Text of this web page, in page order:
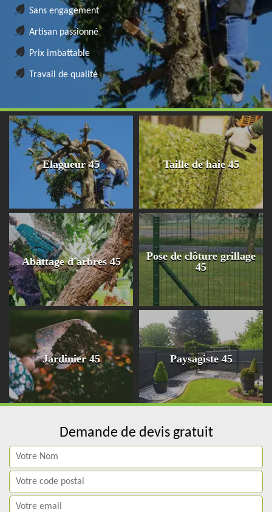
Sans engagement
Artisan passionné
Prix imbattable
Travail de qualité
Elagueur 45 Taille de haie 45
Abattage d'arbres 45
Pose de clôture grillage
45
Jardinier 45 Paysagiste 45
Demande de devis gratuit